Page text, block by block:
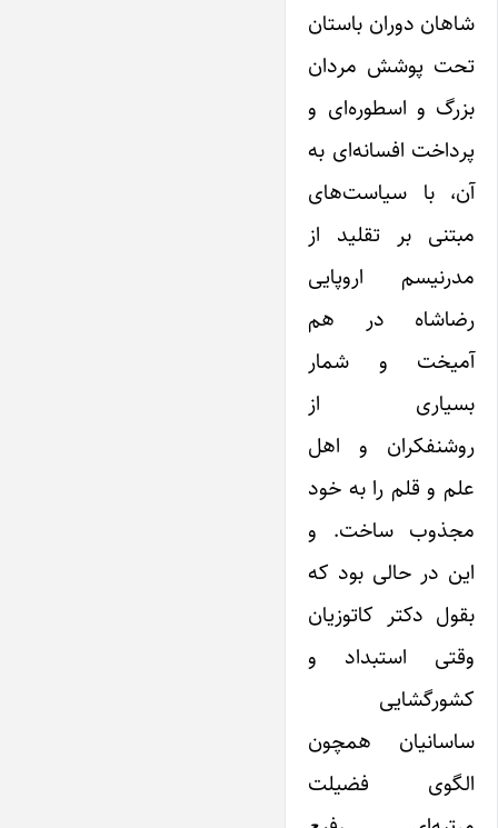
شاهان دوران باستان
تحت پوشش مردان
بزرگ و اسطوره‌ای و
پرداخت افسانه‌ای به
آن، با سیاست‌های
مبتنی بر تقلید از
مدرنیسم اروپایی
رضاشاه در هم
آمیخت و شمار
بسیاری از
روشنفکران و اهل
علم و قلم را به خود
مجذوب ساخت. و
‌این در حالی بود که
بقول دکتر کاتوزیان
وقتی استبداد و
کشورگشایی
ساسانیان همچون
الگوی فضیلت